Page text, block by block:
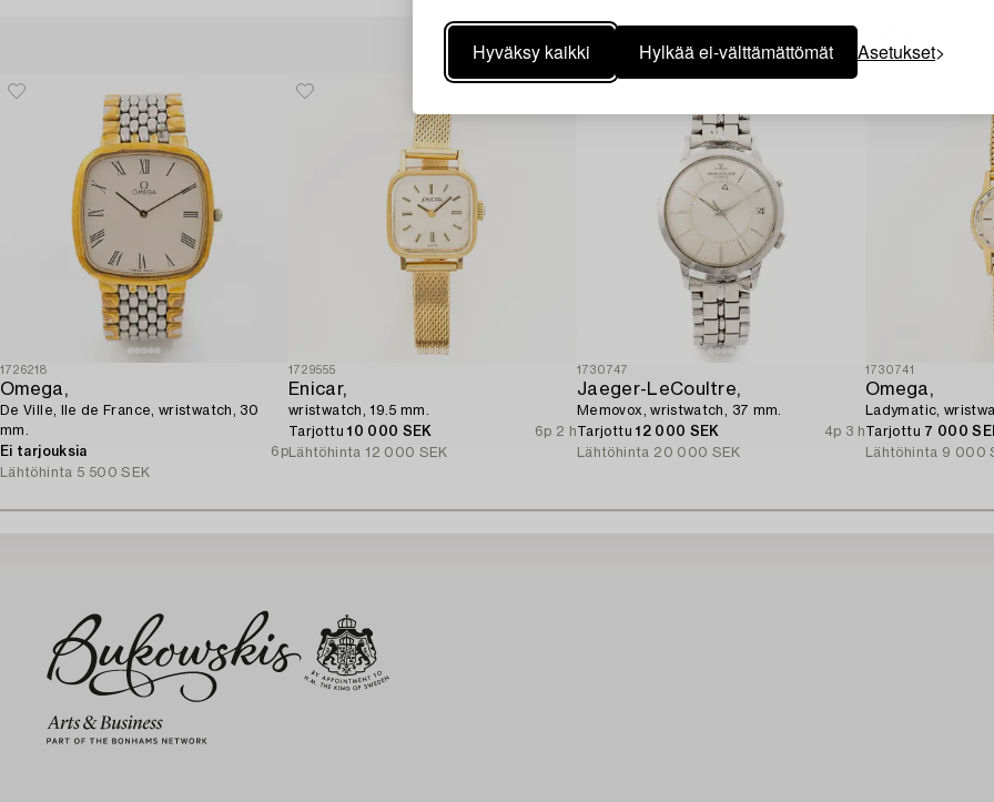
Hyväksy kaikki Hylkää ei-välttämättömät Asetukset
Muiden katsomia kohteita
1726218
Omega,
De Ville, Ile de France, wristwatch, 30
mm.
Ei tarjouksia
6p
Lähtöhinta 5 500 SEK
1729555
Enicar,
wristwatch, 19.5 mm.
Tarjottu10 000 SEK
6p 2 h
Lähtöhinta 12 000 SEK
1730747
Jaeger-LeCoultre,
Memovox, wristwatch, 37 mm.
Tarjottu12 000 SEK
4p 3 h
Lähtöhinta 20 000 SEK
1730741
Omega,
Ladymatic,
Tarjottu 7 000
Lähtöhinta 9 000